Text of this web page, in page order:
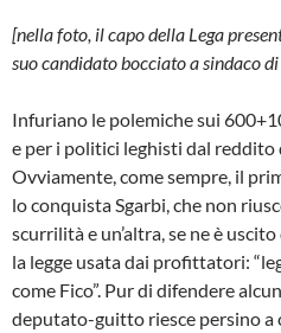
[nella foto, il capo della Lega
suo candidato bocciato a sindaco
Infuriano le polemiche sui
e per i politici leghisti dal reddito
Ovviamente, come sempre, il
lo conquista Sgarbi, che non
scurrilità e un’altra, se ne è
la legge usata dai profittatori:
come Fico”. Pur di difendere
deputato-guitto riesce persino a